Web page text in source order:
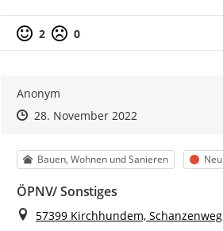
Positive Bewertung
2 Negative Bewertung
0
Anonym
Zeitpunkt des Erstellens
Zeitpunkt des Erstellens
28. November 2022Zur Äußerung
Kategorie
Bauen, Wohnen und Sanieren Status
Neu
ÖPNV/ Sonstiges
Ort
57399 Kirchhundem, Schanzenweg